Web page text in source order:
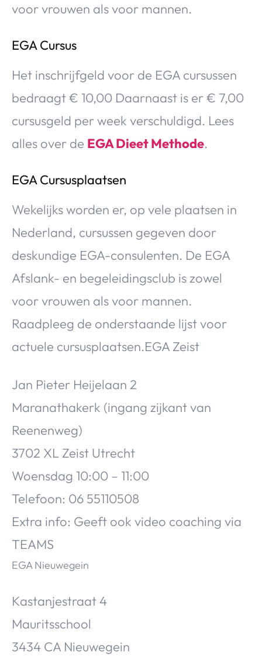
Travel
Lifestyle
voor vrouwen als voor mannen.
EGA Cursus
Het inschrijfgeld voor de EGA cursussen
bedraagt € 10,00 Daarnaast is er € 7,00
cursusgeld per week verschuldigd. Lees
alles over de EGA Dieet Methode.
EGA Cursusplaatsen
Wekelijks worden er, op vele plaatsen in
Nederland, cursussen gegeven door
deskundige EGA-consulenten. De EGA
Afslank- en begeleidingsclub is zowel
voor vrouwen als voor mannen.
Raadpleeg de onderstaande lijst voor
actuele cursusplaatsen.EGA Zeist
Jan Pieter Heijelaan 2
Maranathakerk (ingang zijkant van
Reenenweg)
3702 XL Zeist Utrecht
Woensdag 10:00 – 11:00
Telefoon: 06 55110508
Extra info: Geeft ook video coaching via
TEAMS
EGA Nieuwegein
Kastanjestraat 4
Mauritsschool
3434 CA Nieuwegein